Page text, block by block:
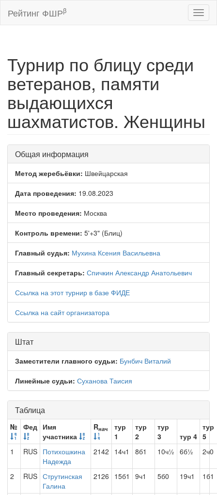
Рейтинг ФШРβ
Турнир по блицу среди
ветеранов, памяти
выдающихся
шахматистов. Женщины
Общая информация
Метод жеребьёвки: Швейцарская
Дата проведения: 19.08.2023
Место проведения: Москва
Контроль времени: 5'+3" (Блиц)
Главный судья: Мухина Ксения Васильевна
Главный секретарь: Спичкин Александр Анатольевич
Ссылка на этот турнир в базе ФИДЕ
Ссылка на сайт организатора
Штат
Заместители главного судьи: Бунбич Виталий
Линейные судьи: Суханова Таисия
Таблица
№ Фед Имя
участника
Rнач
тур
1
тур
2
тур
3
тур 4
тур
5
1
RUS Потихошкина
Надежда
2142 14ч1 8б1 10ч½ 6б½ 2ч0
2 RUS Струтинская
Галина
2126 15б1 9ч1 5б0 19ч1 1б1